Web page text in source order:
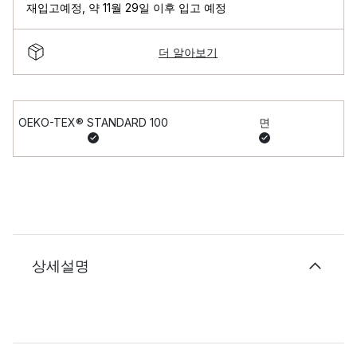
재입고예정 약 11월 29일 이후 입고 예정
더 알아보기
OEKO-TEX® STANDARD 100 면
상세설명